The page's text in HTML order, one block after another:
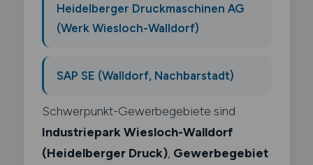
Heidelberger Druckmaschinen AG
(Werk Wiesloch-Walldorf)
SAP SE (Walldorf, Nachbarstadt)
Schwerpunkt-Gewerbegebiete sind
Industriepark Wiesloch-Walldorf
(Heidelberger Druck), Gewerbegebiet